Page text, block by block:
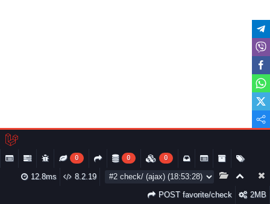
0 0 0
8.2.19
12.8ms
2MB
POST favorite/check